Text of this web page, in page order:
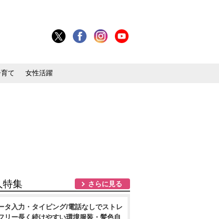
て 女性活躍
特集 さらに見る
タ入力・タイピング/電話なしでストレ
リー長く続けやすい環境服装・髪色自